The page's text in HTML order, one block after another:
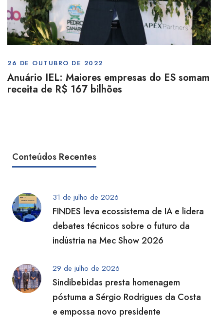
26 DE OUTUBRO DE 2022
Anuário IEL: Maiores empresas do ES somam
receita de R$ 167 bilhões
Conteúdos Recentes
31 de julho de 2026
FINDES leva ecossistema de IA e lidera
debates técnicos sobre o futuro da
indústria na Mec Show 2026
29 de julho de 2026
Sindibebidas presta homenagem
póstuma a Sérgio Rodrigues da Costa
e empossa novo presidente